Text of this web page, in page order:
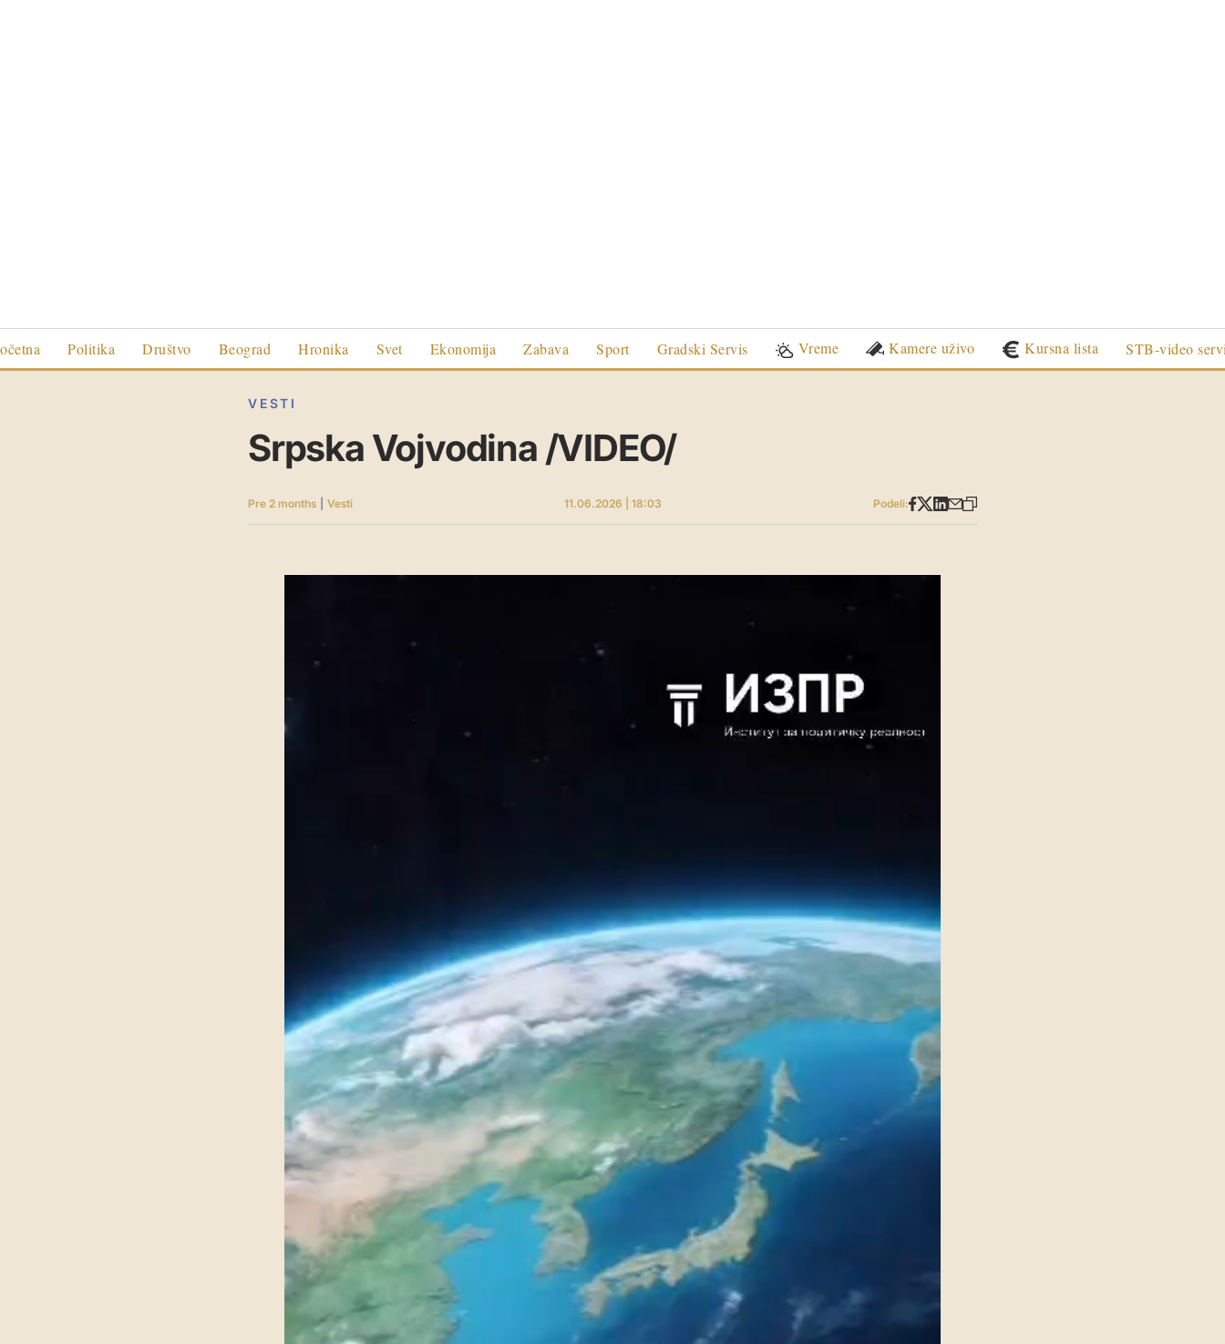
Politika Društvo Beograd Hronika Svet Ekonomija Zabava Sport Gradski Servis Vreme Kamere uživo Kursna lista STB-video
VESTI
Srpska Vojvodina /VIDEO/
Pre 2 months Vesti 11.06.2026 | 18:03 Podeli: